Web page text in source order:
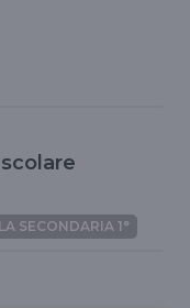
SECONDARIA 1°